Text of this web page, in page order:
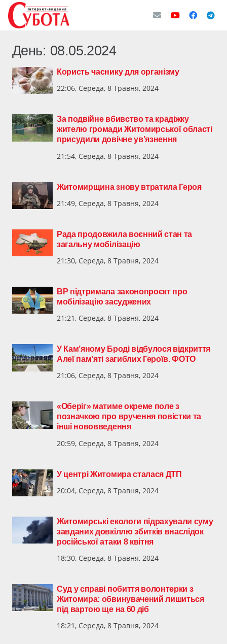
День: 08.05.2024
Користь часнику для організму
22:06, Середа, 8 Травня, 2024
За подвійне вбивство та крадіжку
жителю громади Житомирської області
присудили довічне ув’язнення
21:54, Середа, 8 Травня, 2024
Житомирщина знову втратила Героя
21:49, Середа, 8 Травня, 2024
Рада продовжила воєнний стан та
загальну мобілізацію
21:30, Середа, 8 Травня, 2024
ВР підтримала законопроєкт про
мобілізацію засуджених
21:21, Середа, 8 Травня, 2024
У Кам’яному Броді відбулося відкриття
Алеї пам’яті загиблих Героїв. ФОТО
21:06, Середа, 8 Травня, 2024
«Оберіг» матиме окреме поле з
позначкою про вручення повістки та
інші нововведення
20:59, Середа, 8 Травня, 2024
У центрі Житомира сталася ДТП
20:04, Середа, 8 Травня, 2024
Житомирські екологи підрахували суму
завданих довкіллю збитків внаслідок
російської атаки 8 квітня
18:30, Середа, 8 Травня, 2024
Суд у справі побиття волонтерки з
Житомира: обвинувачений лишиться
під вартою ще на 60 діб
18:21, Середа, 8 Травня, 2024